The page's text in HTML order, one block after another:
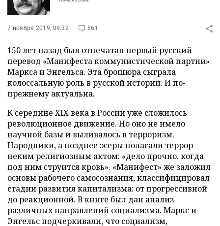
7 ноября 2019, 09:32 861
150 лет назад был отпечатан первый русский
перевод «Манифеста коммунистической партии»
Маркса и Энгельса. Эта брошюра сыграла
колоссальную роль в русской истории. И по-
прежнему актуальна.
К середине XIX века в России уже сложилось
революционное движение. Но оно не имело
научной базы и выливалось в терроризм.
Народники, а позднее эсеры полагали террор
неким религиозным актом: «дело прочно, когда
под ним струится кровь». «Манифест» же заложил
основы рабочего самосознания, классифицировал
стадии развития капитализма: от прогрессивной
до реакционной. В книге был дан анализ
различных направлений социализма. Маркс и
Энгельс подчеркивали, что социализм,